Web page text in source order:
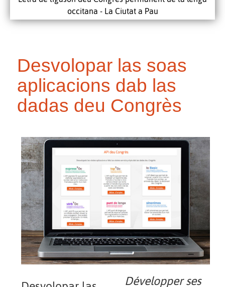
occitana - La Ciutat a Pau
Desvolopar las soas
aplicacions dab las
dadas deu Congrès
Développer ses